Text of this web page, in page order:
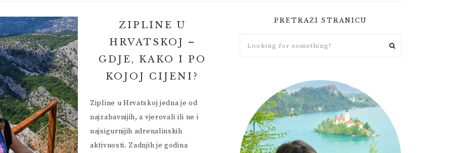
&
HRVATSKA I OKOLICA
EUROPA I SVIJET
ZIPLINE U
HRVATSKOJ –
GDJE, KAKO I PO
KOJOJ CIJENI?
Zipline u Hrvatskoj jedna je od
najzabavnijih, a vjerovali ili ne i
najsigurnijih adrenalinskih
aktivnosti. Zadnjih je godina
PRETRAŽI STRANICU